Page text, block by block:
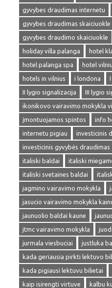
gyvybes draudimas internetu
gyvybes draudimas skaiciuokle
gyvybes draudimo skaiciuokle
holiday villa palanga
hotel
hotel palanga spa
hotel
hotels in vilnius
i londona
II lygio signalizacija
III lygio
ikonikovo vairavimo mokykla
įmontuojamos spintos
info
internetu pigiau
investicinis
investicinis gyvybės draudimas
italiski baldai
italiski
italiski svetaines baldai
jagmino vairavimo mokykla
jasucio vairavimo mokykla
jaunuolio baldai kaune
jtmc vairavimo mokykla
jurmala viesbuciai
justluka
kada geriausia pirkti lektuvo
kada pigiausi lektuvu bilietai
kaip isirengti virtuve
kalbu